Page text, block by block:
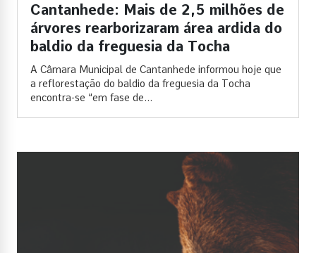
Cantanhede: Mais de 2,5 milhões de
árvores rearborizaram área ardida do
baldio da freguesia da Tocha
A Câmara Municipal de Cantanhede informou hoje que
a reflorestação do baldio da freguesia da Tocha
encontra-se “em fase de...